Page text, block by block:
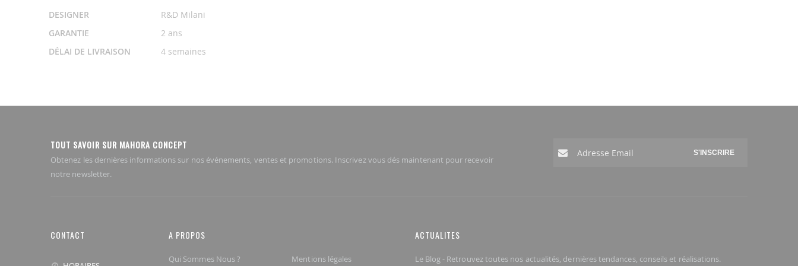
DESIGNER
R&D Milani
GARANTIE
2 ans
DÉLAI DE LIVRAISON
4 semaines
TOUT SAVOIR SUR MAHORA CONCEPT
Obtenez les dernières informations sur nos événements, ventes et promotions. Inscrivez vous dés maintenant pour recevoir
notre newsletter.
S'INSCRIRE
CONTACT A PROPOS
Qui Sommes Nous ? Mentions légales
ACTUALITES
Le Blog - Retrouvez toutes nos actualités, dernières tendances, conseils et réalisations.